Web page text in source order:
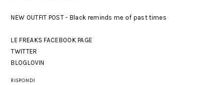
NEW OUTFIT POST - Black reminds me of past times
LE FREAKS FACEBOOK PAGE
TWITTER
BLOGLOVIN
RISPONDI